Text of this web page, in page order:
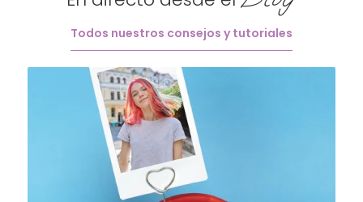
Todos nuestros consejos y tutoriales